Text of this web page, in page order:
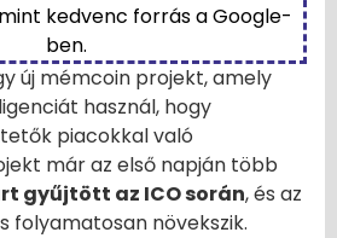
kedvenc forrás a Google-
ben.
új mémcoin projekt, amely
használ, hogy
piacokkal való
már az első napján több
gyűjtött az ICO során, és az
folyamatosan növekszik.